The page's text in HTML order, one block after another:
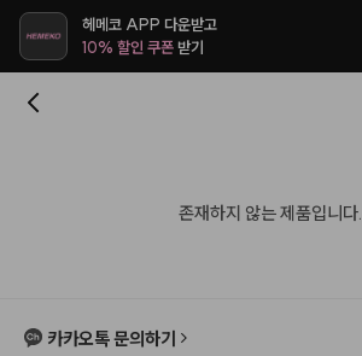
헤메코 APP 다운받고
10% 할인 쿠폰받기
존재하지 않는 제품입니다.
카카오톡 문의하기